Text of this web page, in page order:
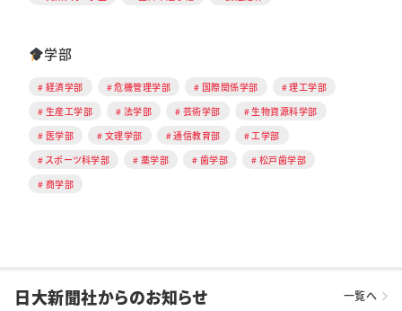
学部
経済学部 危機管理学部 国際関係学部
理工学部
生産工学部
法学部 芸術学部
生物資源科学部
医学部
文理学部 通信教育部
工学部
スポーツ科学部
薬学部 歯学部
松戸歯学部
商学部
日大新聞社からのお知らせ 一覧へ